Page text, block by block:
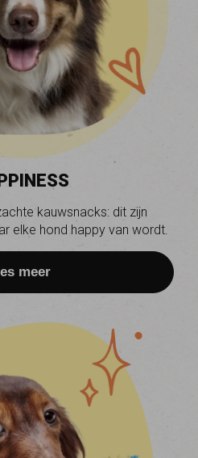
kauwsnacks: dit zijn
elke hond happy van wordt.
meer